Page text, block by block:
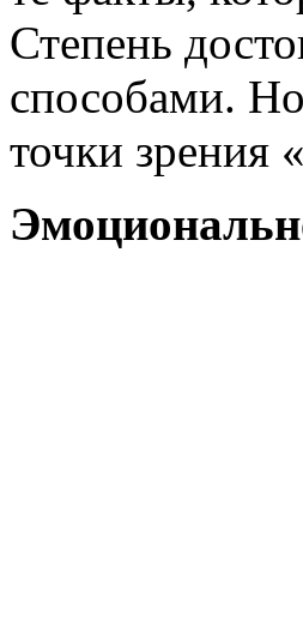
Степень
способами.
точки зрения